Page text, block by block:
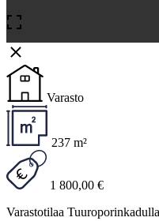
Varasto
237 m²
1 800,00 €
Varastotilaa